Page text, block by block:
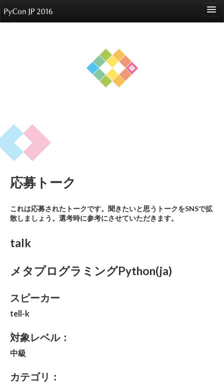
Sponsors
Participants
Reports
応募トーク
これは応募されたトークです。聞きたいと思うトークをSNSで拡
散しましょう。選考時に参考にさせていただきます。
talk
メタプログラミングPython(ja)
スピーカー
tell-k
対象レベル：
中級
カテゴリ：